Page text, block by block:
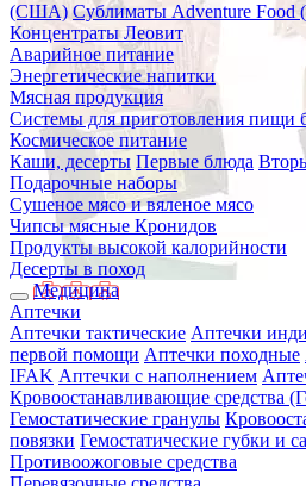
(США) Сублиматы Adventure Food
Концентраты Леовит
Аварийное питание
Энергетические напитки
Мясная продукция
Системы для приготовления пищи
Космическое питание
Каши, десерты Первые блюда
Подарочные наборы
Сушеное мясо и вяленое мясо
Чипсы мясные Кронидов
Продукты высокой калорийности
Десерты в поход
Медицина
Аптечки
Аптечки тактические Аптечки
первой помощи Аптечки походные
IFAK Аптечки с наполнением
Кровоостанавливающие средства
Гемостатические гранулы
повязки Гемостатические губки и
Противоожоговые средства